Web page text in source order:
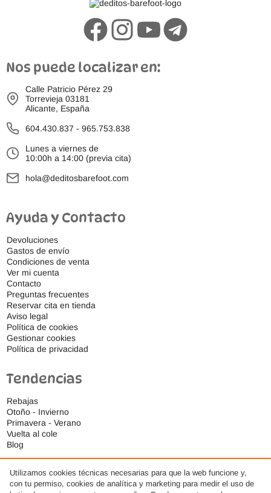
Nos puede localizar en:
Calle Patricio Pérez 29
Torrevieja 03181
Alicante, España
604.430.837 - 965.753.838
Lunes a viernes de
10:00h a 14:00 (previa cita)
hola@deditosbarefoot.com
Ayuda y Contacto
Devoluciones
Gastos de envío
Condiciones de venta
Ver mi cuenta
Contacto
Preguntas frecuentes
Reservar cita en tienda
Aviso legal
Política de cookies
Gestionar cookies
Política de privacidad
Tendencias
Rebajas
Otoño - Invierno
Primavera - Verano
Vuelta al cole
Blog
Utilizamos cookies técnicas necesarias para que la web funcione y,
con tu permiso, cookies de analítica y marketing para medir el uso de